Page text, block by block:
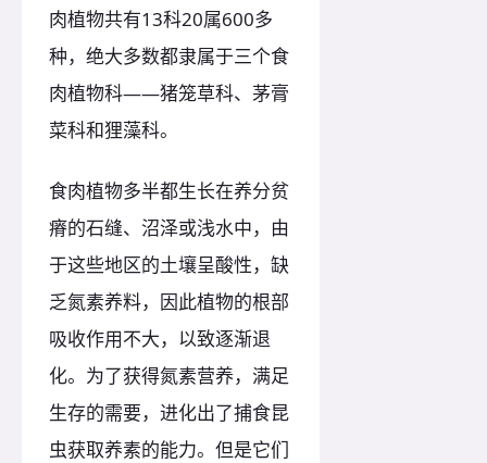
肉植物共有13科20属600多
种，绝大多数都隶属于三个食
肉植物科——猪笼草科、茅膏
菜科和狸藻科。
食肉植物多半都生长在养分贫
瘠的石缝、沼泽或浅水中，由
于这些地区的土壤呈酸性，缺
乏氮素养料，因此植物的根部
吸收作用不大，以致逐渐退
化。为了获得氮素营养，满足
生存的需要，进化出了捕食昆
虫获取养素的能力。但是它们